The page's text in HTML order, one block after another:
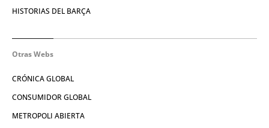
HISTORIAS DEL BARÇA
Otras Webs
CRÓNICA GLOBAL
CONSUMIDOR GLOBAL
METROPOLI ABIERTA